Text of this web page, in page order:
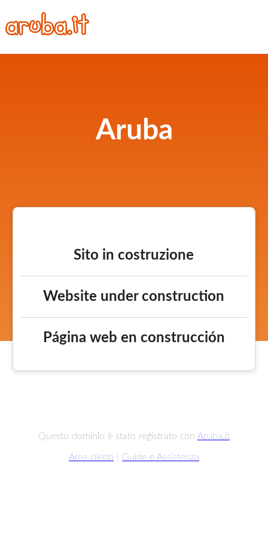
Aruba
Sito in costruzione
Website under construction
Página web en construcción
Questo dominio è stato registrato con Aruba.it
Area clienti Guide e Assistenza